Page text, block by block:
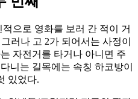
으로 영화를 보러 간 적이 거
러나 고 2가 되어서는 사정이
자전거를 타거나 아니면 주
니는 길목에는 속칭 하코방이
있었다.